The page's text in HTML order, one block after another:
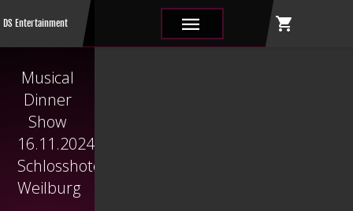
DS Entertainment ||| shopping_cart
Musical
Dinner
Show
16.11.2024
Schlosshotel
Weilburg